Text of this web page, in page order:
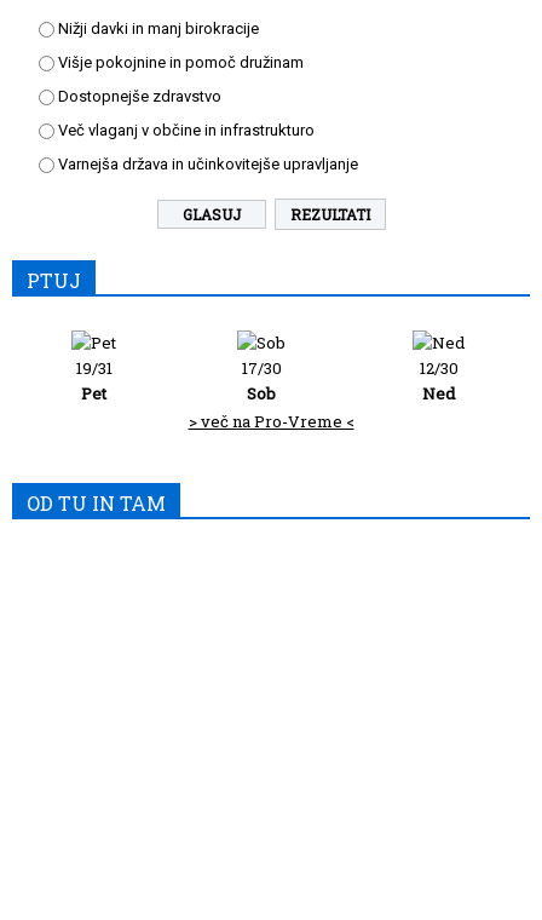
Nižji davki in manj birokracije
Višje pokojnine in pomoč družinam
Dostopnejše zdravstvo
Več vlaganj v občine in infrastrukturo
Varnejša država in učinkovitejše upravljanje
REZULTATI
PTUJ
19/31
Pet
17/30
Sob
12/30
Ned
> več na Pro-Vreme <
OD TU IN TAM